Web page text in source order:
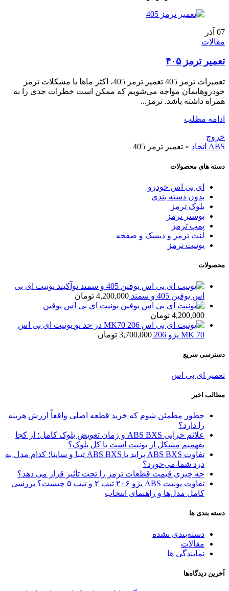
07 آذر
مقالات
تعمیر ترمز ۴۰۵
تعمیرات ترمز 405 تعمیر ترمز 405، اکثر ماها با مشکلات ترمز
خودروهایمان مواجه می‌شویم که ممکن است خطرات جدی را به
همراه داشته باشد. ترمز...
ادامه مطلب
خروج
ABS اتحاد
» تعمیر ترمز 405
دسته های محصولات
ای بی اس خودرو
بدون دسته بندی
بلوک ترمز
بوستر ترمز
پمپ ترمز
لنت ترمز و دیسک و صفحه
یونیت ترمز
محصولات
یونیت ای بی
اس یوفین 405 و سمند
4,200,000 تومان
یونیت ای بی اس یوفین
4,200,000 تومان
یونیت ای بی اس
MK 70 پژو 206
3,700,000 تومان
دسترسی سریع
تعمیر ای بی اس
مطالب اخیر
چطور مطمئن شوم که خرید قطعه اصلی واقعاً ارزش هزینه
را دارد؟
علائم خرابی ABS BXS و زمان تعویض بلوک کامل؛ از کجا
بفهمیم مشکل از یونیت است یا کل بلوک؟
تفاوت ABS BXS پراید با ABS BXS تیبا و ساینا؛ کدام مدل به
درد شما می‌خورد؟
چه چیزی قیمت قطعات ترمز را تحت تأثیر قرار می دهد؟
تفاوت یونیت ABS پژو ۲۰۶ تیپ ۲ و تیپ ۵ چیست؟ بررسی
کامل مدل‌ها و راهنمای انتخاب
دسته بندی ها
دسته‌بندی نشده
مقالات
نمایندگی ها
آخرین دیدگاه‌ها